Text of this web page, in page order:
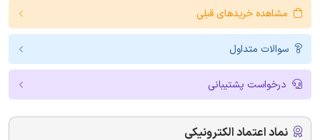
مشاهده خریدهای قبلی
سوالات متداول
درخواست پشتیبانی
نماد اعتماد الکترونیکی